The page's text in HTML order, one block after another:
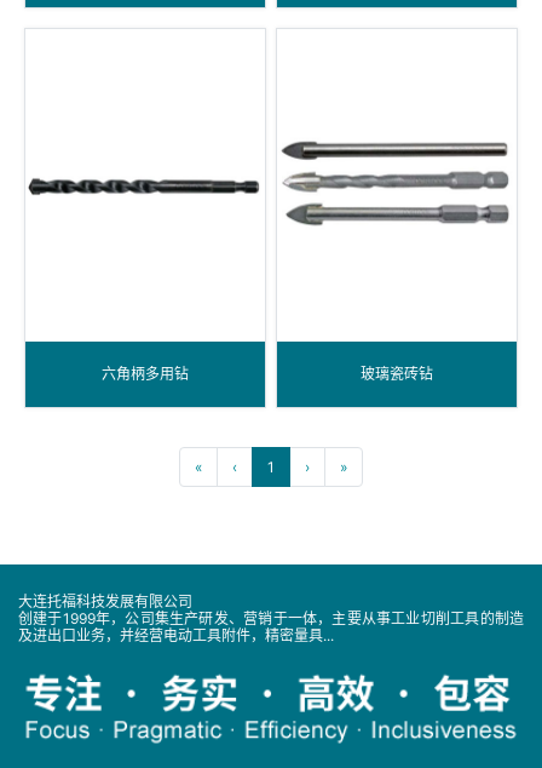
六角柄多用钻 玻璃瓷砖钻
« ‹ 1 › »
大连托福科技发展有限公司
创建于1999年，公司集生产研发、营销于一体，主要从事工业切削工具的制造
及进出口业务，并经营电动工具附件，精密量具...